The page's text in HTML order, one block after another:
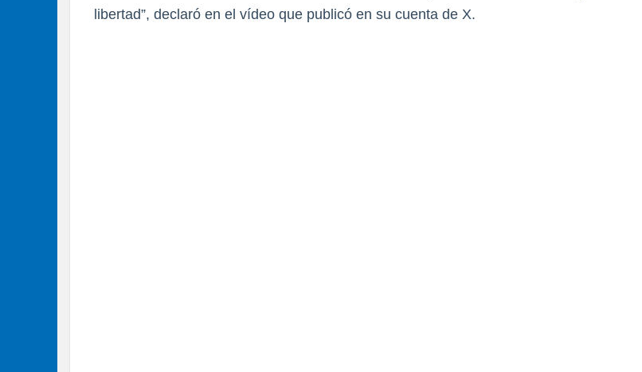
libertad”, declaró en el vídeo que publicó en su cuenta de X.